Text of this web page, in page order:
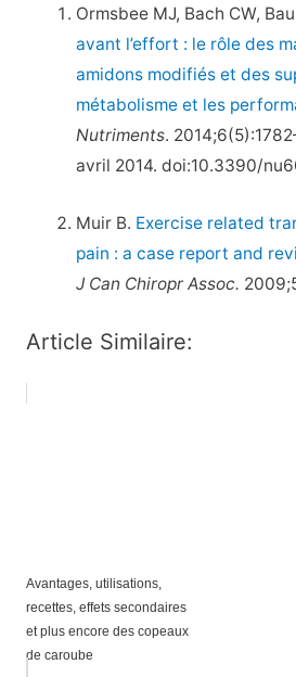
Ormsbee MJ, Bach CW,
avant l’effort : le rôle des
amidons modifiés et des
métabolisme et les
Nutriments.
avril 2014. doi:10.3390/
Muir B. Exercise related
pain : a case report and
J Can Chiropr Assoc.
Article Similaire:
Avantages, utilisations,
recettes, effets secondaires
et plus encore des copeaux
de caroube